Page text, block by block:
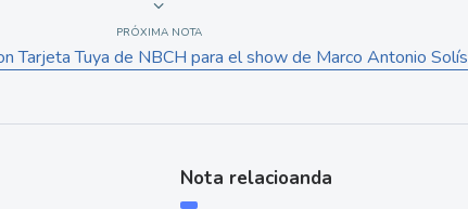
PRÓXIMA NOTA
Tarjeta Tuya de NBCH para el show de Marco Antonio Solís
Nota relacioanda